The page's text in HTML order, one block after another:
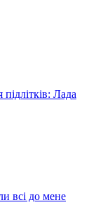
Лада
всі до мене